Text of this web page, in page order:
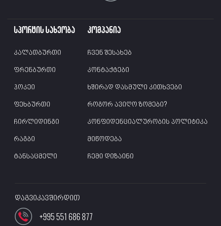
სპორტის სახეობა
კალათბურთი
ფრენბურთი
ჰოკეი
ფეხბურთი
ჩირლიდინგი
რაგბი
ტანსაცმელი
კომპანია
ჩვენ შესახებ
კონტაქტები
ხშირად დასმული კითხვები
როგორ ავიღო ზომები?
კონფიდენციალურობის პოლიტიკა
მიწოდება
ჩემი დიზაინი
დაგვიკავშირდით
+995 551 686 877